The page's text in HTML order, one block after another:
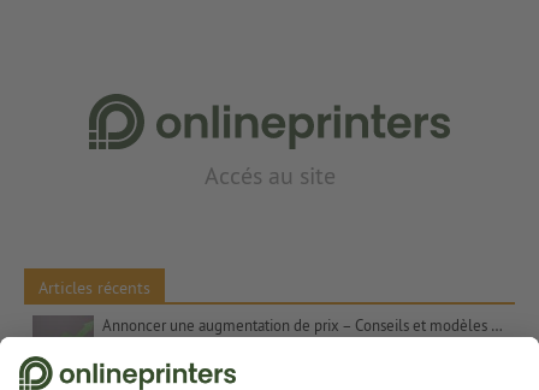
Accés au site
Articles récents
Annoncer une augmentation de prix – Conseils et modèles de textes